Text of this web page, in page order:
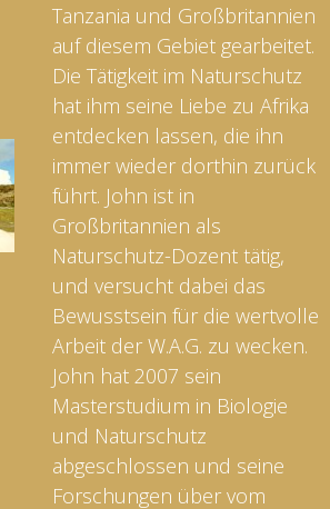
Tanzania und Großbritannien
auf diesem Gebiet gearbeitet.
Die Tätigkeit im Naturschutz
hat ihm seine Liebe zu Afrika
entdecken lassen, die ihn
immer wieder dorthin zurück
führt. John ist in
Großbritannien als
Naturschutz-Dozent tätig,
und versucht dabei das
Bewusstsein für die wertvolle
Arbeit der W.A.G. zu wecken.
John hat 2007 sein
Masterstudium in Biologie
und Naturschutz
abgeschlossen und seine
Forschungen über vom